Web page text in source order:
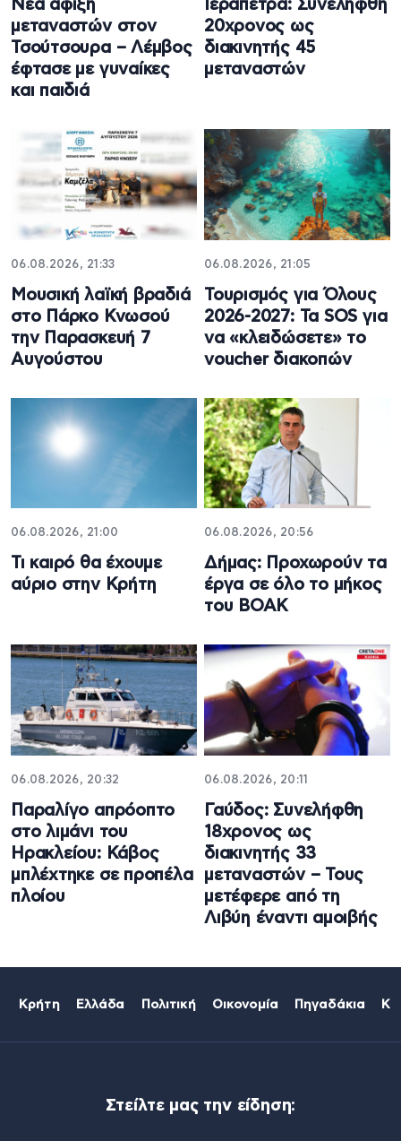
Νέα άφιξη
μεταναστών στον
Τσούτσουρα – Λέμβος
έφτασε με γυναίκες
και παιδιά
Ιεράπετρα: Συνελήφθη
20χρονος ως
διακινητής 45
μεταναστών
06.08.2026, 21:33
Μουσική λαϊκή βραδιά
στο Πάρκο Κνωσού
την Παρασκευή 7
Αυγούστου
06.08.2026, 21:05
Τουρισμός για Όλους
2026-2027: Τα SOS για
να «κλειδώσετε» το
voucher διακοπών
06.08.2026, 21:00
Τι καιρό θα έχουμε
αύριο στην Κρήτη
06.08.2026, 20:56
Δήμας: Προχωρούν τα
έργα σε όλο το μήκος
του ΒΟΑΚ
06.08.2026, 20:32
Παραλίγο απρόοπτο
στο λιμάνι του
Ηρακλείου: Κάβος
μπλέχτηκε σε προπέλα
πλοίου
06.08.2026, 20:11
Γαύδος: Συνελήφθη
18χρονος ως
διακινητής 33
μεταναστών – Τους
μετέφερε από τη
Λιβύη έναντι αμοιβής
Κρήτη Ελλάδα Πολιτική Οικονομία Πηγαδάκια
Στείλτε μας την είδηση: